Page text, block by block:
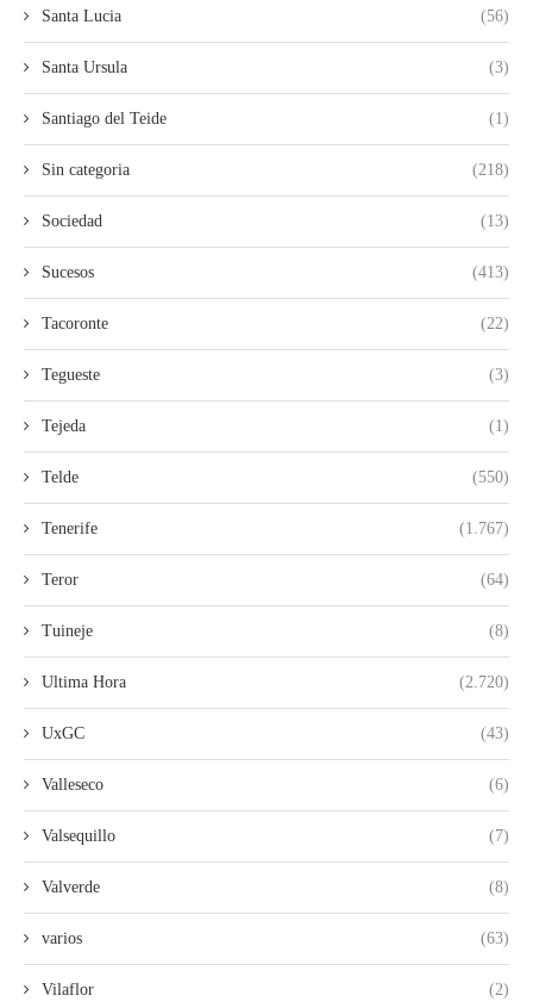
Santa Lucia (56)
Santa Ursula (3)
Santiago del Teide (1)
Sin categoria (218)
Sociedad (13)
Sucesos (413)
Tacoronte (22)
Tegueste (3)
Tejeda (1)
Telde (550)
Tenerife (1.767)
Teror (64)
Tuineje (8)
Ultima Hora (2.720)
UxGC (43)
Valleseco (6)
Valsequillo (7)
Valverde (8)
varios (63)
Vilaflor (2)